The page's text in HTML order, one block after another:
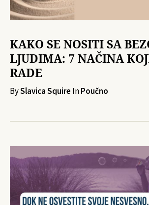
KAKO SE NOSITI SA
LJUDIMA: 7 NAČINA
RADE
BySlavica Squire InPoučno